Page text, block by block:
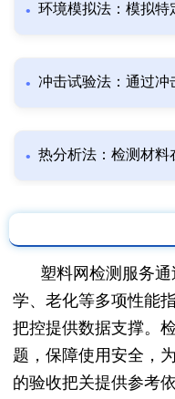
环境模拟法：模拟特
冲击试验法：通过冲
热分析法：检测材料
塑料网检测服务
学、老化等多项性能
把控提供数据支撑。
题，保障使用安全，
的验收把关提供参考